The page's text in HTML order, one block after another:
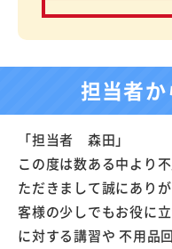
担当者
「担当者 森田」
この度は数ある中より
ただきまして誠にあり
客様の少しでもお役に
に対する講習や 不用品